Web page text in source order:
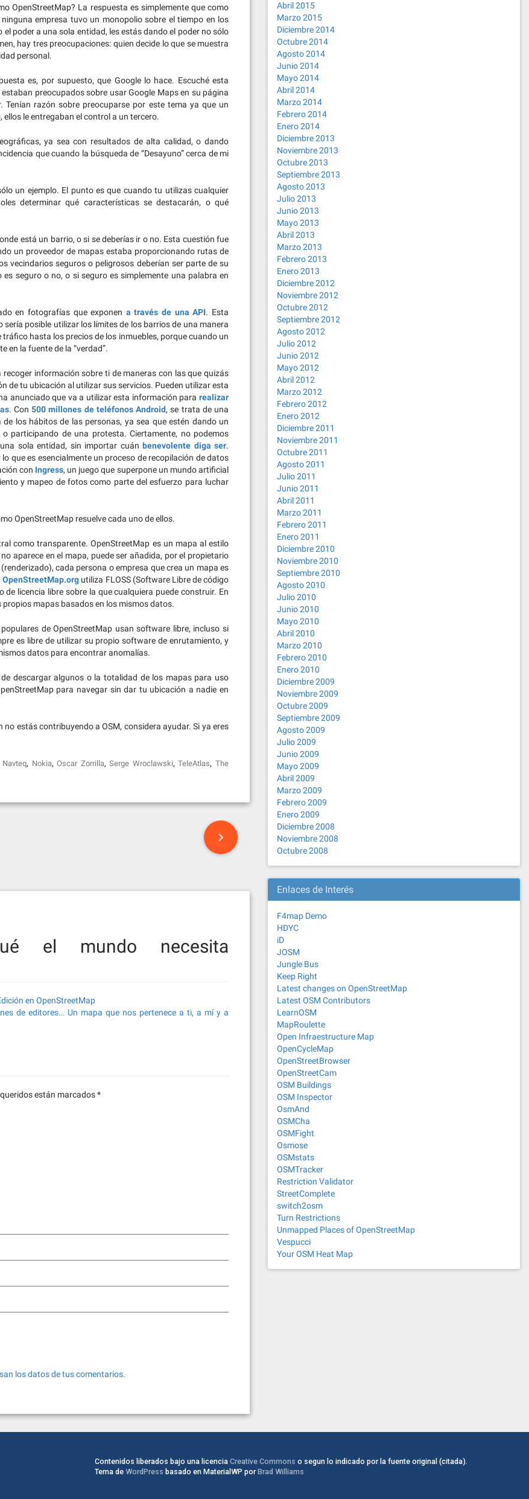
OpenStreetMap? La respuesta es simplemente que como
empresa tuvo un monopolio sobre el tiempo en los
poder a una sola entidad, les estás dando el poder no sólo
hay tres preocupaciones: quien decide lo que se muestra
personal.
es, por supuesto, que Google lo hace. Escuché esta
preocupados sobre usar Google Maps en su página
razón sobre preocuparse por este tema ya que un
le entregaban el control a un tercero.
ya sea con resultados de alta calidad, o dando
que cuando la búsqueda de “Desayuno” cerca de mi
un ejemplo. El punto es que cuando tu utilizas cualquier
determinar qué características se destacarán, o qué
está un barrio, o si se deberías ir o no. Esta cuestión fue
un proveedor de mapas estaba proporcionando rutas de
vecindarios seguros o peligrosos deberían ser parte de su
seguro o no, o si seguro es simplemente una palabra en
en fotografías que exponen a través de una API. Esta
posible utilizar los límites de los barrios de una manera
hasta los precios de los inmuebles, porque cuando un
en la fuente de la “verdad”.
información sobre ti de maneras con las que quizás
de tu ubicación al utilizar sus servicios. Pueden utilizar esta
anunciado que va a utilizar esta información para realizar
. Con 500 millones de teléfonos Android, se trata de una
los hábitos de las personas, ya sea que estén dando un
participando de una protesta. Ciertamente, no podemos
sola entidad, sin importar cuán benevolente diga ser.
que es esencialmente un proceso de recopilación de datos
con Ingress, un juego que superpone un mundo artificial
y mapeo de fotos como parte del esfuerzo para luchar
OpenStreetMap resuelve cada uno de ellos.
como transparente. OpenStreetMap es un mapa al estilo
aparece en el mapa, puede ser añadida, por el propietario
cada persona o empresa que crea un mapa es
OpenStreetMap.org utiliza FLOSS (Software Libre de código
licencia libre sobre la que cualquiera puede construir. En
mapas basados ​​en los mismos datos.
de OpenStreetMap usan software libre, incluso si
es libre de utilizar su propio software de enrutamiento, y
datos para encontrar anomalías.
descargar algunos o la totalidad de los mapas para uso
para navegar sin dar tu ubicación a nadie en
estás contribuyendo a OSM, considera ayudar. Si ya eres
Navteq, Nokia,Oscar Zorrilla,Serge Wroclawski,TeleAtlas, The
el mundo necesita
en OpenStreetMap
de editores… Un mapa que nos pertenece a ti, a mí y a
están marcados*
los datos de tus comentarios.
Abril 2015
Marzo 2015
Diciembre 2014
Octubre 2014
Agosto 2014
Junio 2014
Mayo 2014
Abril 2014
Marzo 2014
Febrero 2014
Enero 2014
Diciembre 2013
Noviembre 2013
Octubre 2013
Septiembre 2013
Agosto 2013
Julio 2013
Junio 2013
Mayo 2013
Abril 2013
Marzo 2013
Febrero 2013
Enero 2013
Diciembre 2012
Noviembre 2012
Octubre 2012
Septiembre 2012
Agosto 2012
Julio 2012
Junio 2012
Mayo 2012
Abril 2012
Marzo 2012
Febrero 2012
Enero 2012
Diciembre 2011
Noviembre 2011
Octubre 2011
Agosto 2011
Julio 2011
Junio 2011
Abril 2011
Marzo 2011
Febrero 2011
Enero 2011
Diciembre 2010
Noviembre 2010
Septiembre 2010
Agosto 2010
Julio 2010
Junio 2010
Mayo 2010
Abril 2010
Marzo 2010
Febrero 2010
Enero 2010
Diciembre 2009
Noviembre 2009
Octubre 2009
Septiembre 2009
Agosto 2009
Julio 2009
Junio 2009
Mayo 2009
Abril 2009
Marzo 2009
Febrero 2009
Enero 2009
Diciembre 2008
Noviembre 2008
Octubre 2008
Enlaces de Interés
F4map Demo
HDYC
iD
JOSM
Jungle Bus
Keep Right
Latest changes on OpenStreetMap
Latest OSM Contributors
LearnOSM
MapRoulette
Open Infraestructure Map
OpenCycleMap
OpenStreetBrowser
OpenStreetCam
OSM Buildings
OSM Inspector
OsmAnd
OSMCha
OSMFight
Osmose
OSMstats
OSMTracker
Restriction Validator
StreetComplete
switch2osm
Turn Restrictions
Unmapped Places of OpenStreetMap
Vespucci
Your OSM Heat Map
Contenidos liberados bajo una licencia Creative Commons o segun lo indicado por la fuente original (citada).
Tema de WordPress basado en MaterialWP porBrad Williams